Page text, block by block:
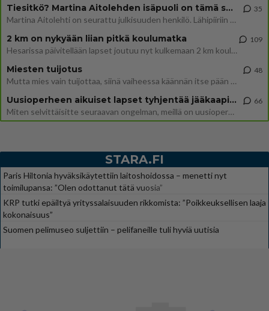
Tiesitkö? Martina Aitolehden isäpuoli on tämä suosittu laulaja
Martina Aitolehti on seurattu julkisuuden henkilö. Lähipiiriin mahtuu muitakin tunnettuja henkilöitä. Tiesitkö, että Ma
35
2 km on nykyään liian pitkä koulumatka
Hesarissa päivitellään lapset joutuu nyt kulkemaan 2 km kouluun jösses. Ruostefillarilla tuo matka menee vaikka miten äk
109
Miesten tuijotus
Mutta mies vain tuijottaa, siinä vaiheessa käännän itse pään pois. Mikä juttu? Yleensä jos joku tuijottaa tai katsoo, hä
48
Uusioperheen aikuiset lapset tyhjentää jääkaapin käydessään
Miten selvittäisitte seuraavan ongelman, meillä on uusioperhe, minulla teini-ikäiset lapset ja puolisolla aikuiset, jotk
66
STARA.FI
Paris Hiltonia hyväksikäytettiin laitoshoidossa – menetti nyt
toimilupansa: ”Olen odottanut tätä vuosia”
KRP tutki epäiltyä yrityssalaisuuden rikkomista: ”Poikkeuksellisen laaja
kokonaisuus”
Suomen pelimuseo suljettiin – pelifaneille tuli hyviä uutisia